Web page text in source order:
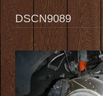
DSCN9089